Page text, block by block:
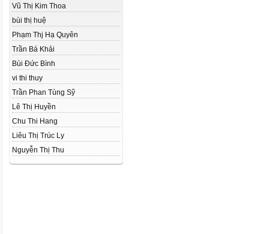
Vũ Thị Kim Thoa
bùi thị huệ
Phạm Thj Hạ Quyên
Trần Bá Khải
Bùi Đức Bình
vi thi thuy
Trần Phan Tùng Sỹ
Lê Thị Huyền
Chu Thi Hang
Liêu Thị Trúc Ly
Nguyễn Thị Thu